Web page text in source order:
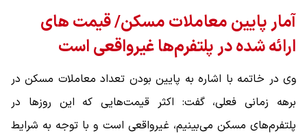
آمار پایین معاملات مسکن/ قیمت های
ارائه شده در پلتفرم‌ها غیرواقعی است
وی در خاتمه با اشاره به پایین بودن تعداد معاملات مسکن در
برهه زمانی فعلی، گفت: اکثر قیمت‌هایی که این روزها در
پلتفرم‌های مسکن می‌بینیم، غیرواقعی است و با توجه به شرایط